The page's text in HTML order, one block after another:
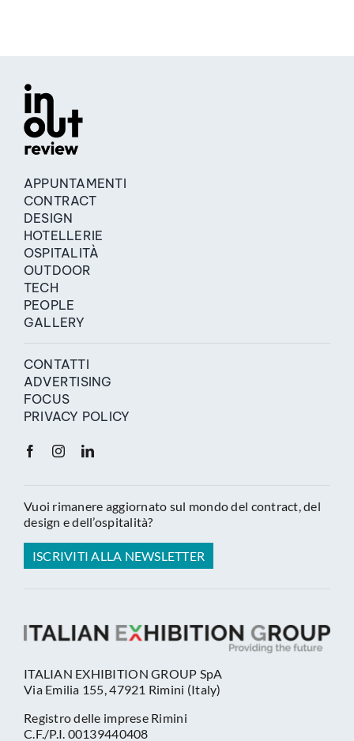
APPUNTAMENTI
CONTRACT
DESIGN
HOTELLERIE
OSPITALITÀ
OUTDOOR
TECH
PEOPLE
GALLERY
CONTATTI
ADVERTISING
FOCUS
PRIVACY POLICY
Vuoi rimanere aggiornato sul mondo del contract, del
design e dell’ospitalità?
ISCRIVITI ALLA NEWSLETTER
ITALIAN EXHIBITION GROUP SpA
Via Emilia 155, 47921 Rimini (Italy)
Registro delle imprese Rimini
C.F./P.I. 00139440408